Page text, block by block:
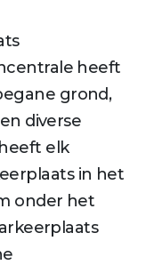
heeft
grond,
diverse
elk
in het
onder het